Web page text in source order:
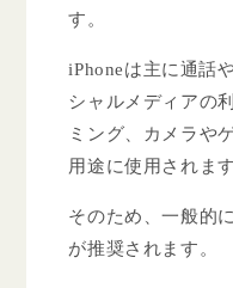
す。
iPhoneは主に通話
シャルメディアの
ミング、カメラや
用途に使用されます
そのため、一般的
が推奨されます。